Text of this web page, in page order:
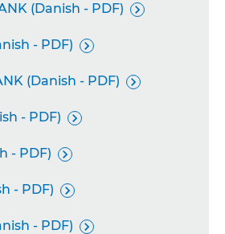
(Danish - PDF) 
- PDF) 
(Danish - PDF) 
- PDF) 
- PDF) 
- PDF) 
- PDF) 